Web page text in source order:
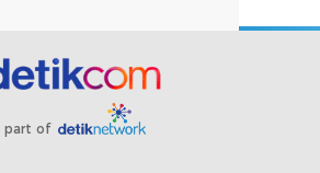
part of